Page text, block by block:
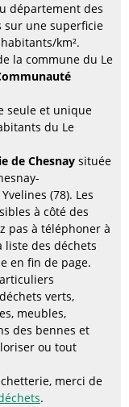
département des
sur une superficie
km².
la commune du Le
seule et unique
du Le
de Chesnay située
(78). Les
à côté des
pas à téléphoner à
liste des déchets
en fin de page.
verts,
meubles,
des bennes et
ou tout
merci de
.